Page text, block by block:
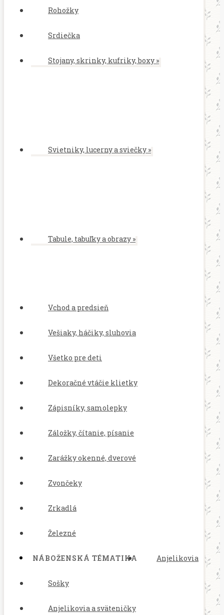
Rohožky
Srdiečka
Stojany, skrinky, kufriky, boxy »
Svietniky, lucerny a sviečky »
Tabule, tabuľky a obrazy »
Vchod a predsieň
Vešiaky, háčiky, sluhovia
Všetko pre deti
Dekoračné vtáčie klietky
Zápisníky, samolepky
Záložky, čítanie, písanie
Zarážky okenné, dverové
Zvončeky
Zrkadlá
Železné
NÁBOŽENSKÁ TÉMATIKA Anjelikovia
Sošky
Anjelikovia a sväteničky